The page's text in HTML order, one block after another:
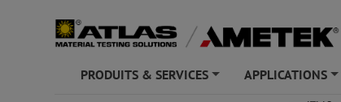
PRODUITS & SERVICES APPLICATIONS